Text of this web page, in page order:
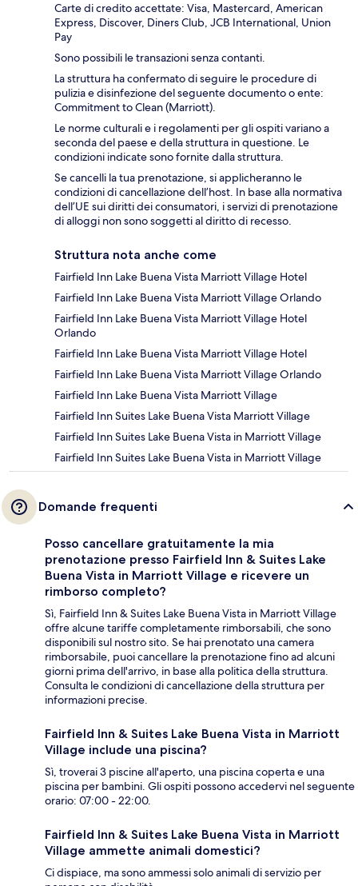
Carte di credito accettate: Visa, Mastercard, American
Express, Discover, Diners Club, JCB International, Union
Pay
Sono possibili le transazioni senza contanti.
La struttura ha confermato di seguire le procedure di
pulizia e disinfezione del seguente documento o ente:
Commitment to Clean (Marriott).
Le norme culturali e i regolamenti per gli ospiti variano a
seconda del paese e della struttura in questione. Le
condizioni indicate sono fornite dalla struttura.
Se cancelli la tua prenotazione, si applicheranno le
condizioni di cancellazione dell’host. In base alla normativa
dell’UE sui diritti dei consumatori, i servizi di prenotazione
di alloggi non sono soggetti al diritto di recesso.
Struttura nota anche come
Fairfield Inn Lake Buena Vista Marriott Village Hotel
Fairfield Inn Lake Buena Vista Marriott Village Orlando
Fairfield Inn Lake Buena Vista Marriott Village Hotel
Orlando
Fairfield Inn Lake Buena Vista Marriott Village Hotel
Fairfield Inn Lake Buena Vista Marriott Village Orlando
Fairfield Inn Lake Buena Vista Marriott Village
Fairfield Inn Suites Lake Buena Vista Marriott Village
Fairfield Inn Suites Lake Buena Vista in Marriott Village
Fairfield Inn Suites Lake Buena Vista in Marriott Village
Domande frequenti
Posso cancellare gratuitamente la mia
prenotazione presso Fairfield Inn & Suites Lake
Buena Vista in Marriott Village e ricevere un
rimborso completo?
Sì, Fairfield Inn & Suites Lake Buena Vista in Marriott Village
offre alcune tariffe completamente rimborsabili, che sono
disponibili sul nostro sito. Se hai prenotato una camera
rimborsabile, puoi cancellare la prenotazione fino ad alcuni
giorni prima dell'arrivo, in base alla politica della struttura.
Consulta le condizioni di cancellazione della struttura per
informazioni precise.
Fairfield Inn & Suites Lake Buena Vista in Marriott
Village include una piscina?
Sì, troverai 3 piscine all'aperto, una piscina coperta e una
piscina per bambini. Gli ospiti possono accedervi nel seguente
orario: 07:00 - 22:00.
Fairfield Inn & Suites Lake Buena Vista in Marriott
Village ammette animali domestici?
Ci dispiace, ma sono ammessi solo animali di servizio per